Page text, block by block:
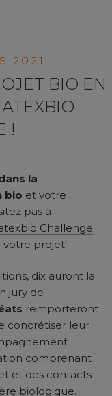
2021
BIO EN
!
la
bio et votre
pas à
Challenge
votre projet!
dix auront la
jury de
remporteront
concrétiser leur
comprenant
et des contacts
biologique.